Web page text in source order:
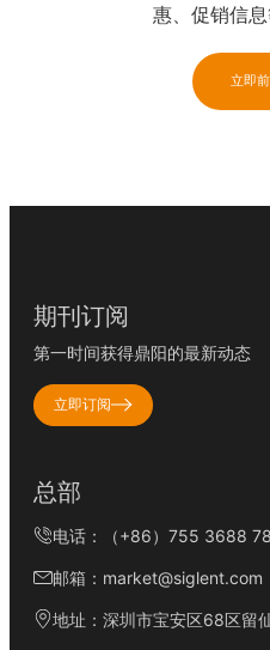
地址：东莞市南城区鸿福路口鸿
xiangzhi@xz-tech.cn
邮箱：
深圳市安腾兴科技电子有限公
邮箱：1159586626@qq.com
广州群创电气设备技术有限
惠、促销信息
立即
期刊订阅
第一时间获得鼎阳的最新动态
立即订阅
总部
电话：（+86）755 3688
邮箱：market@siglent.com
地址：深圳市宝安区68区留